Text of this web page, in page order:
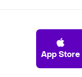
App Store